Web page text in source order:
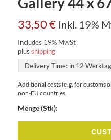
33,50€ Inkl. 19%
Includes 19% MwSt
plus shipping
Delivery Time: in 12
Additional costs (e.g. for customs
non-EU countries.
Menge (Stk):